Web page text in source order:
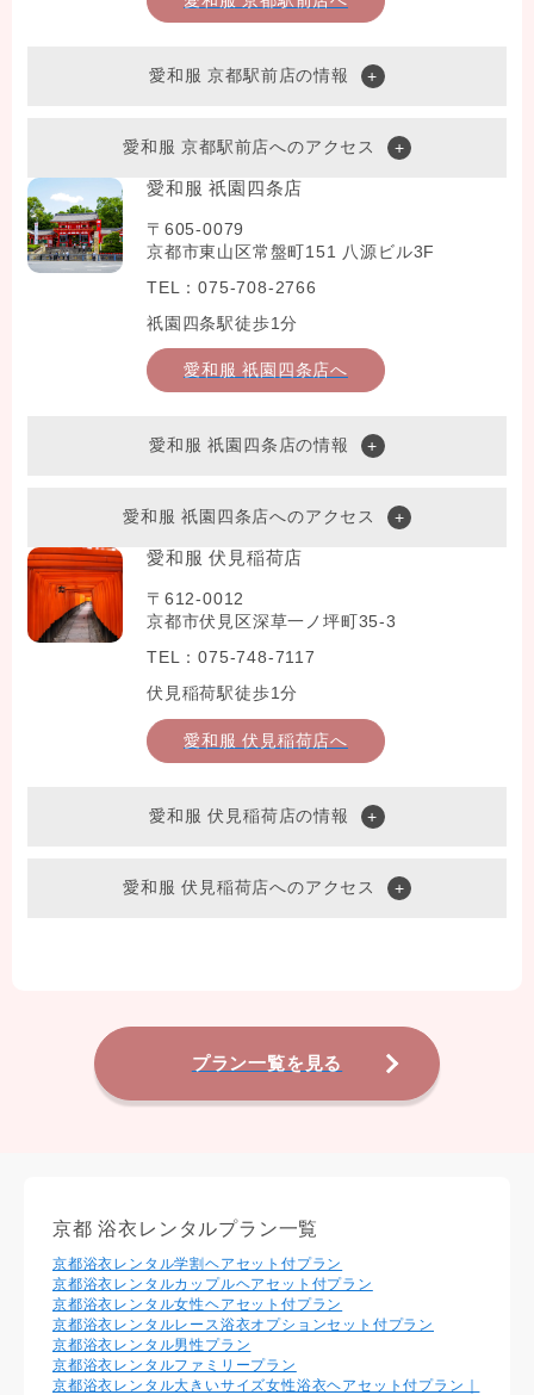
愛和服 京都駅前店の情報
愛和服 京都駅前店へのアクセス
愛和服 祇園四条店
〒605-0079
京都市東山区常盤町151 八源ビル3F
TEL：075-708-2766
祇園四条駅徒歩1分
愛和服 祇園四条店へ
愛和服 祇園四条店の情報
愛和服 祇園四条店へのアクセス
愛和服 伏見稲荷店
〒612-0012
京都市伏見区深草一ノ坪町35-3
TEL：075-748-7117
伏見稲荷駅徒歩1分
愛和服 伏見稲荷店へ
愛和服 伏見稲荷店の情報
愛和服 伏見稲荷店へのアクセス
プラン一覧を見る
京都 浴衣レンタルプラン一覧
京都浴衣レンタル学割ヘアセット付プラン
京都浴衣レンタルカップルヘアセット付プラン
京都浴衣レンタル⼥性ヘアセット付プラン
京都浴衣レンタルレース浴衣オプションセット付プラン
京都浴衣レンタル男性プラン
京都浴衣レンタルファミリープラン
京都浴衣レンタル大きいサイズ女性浴衣ヘアセット付プラン｜